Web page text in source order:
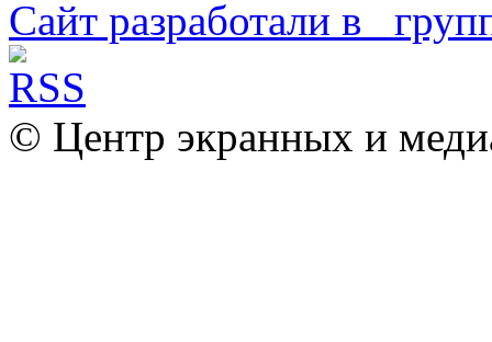
Сайт разработали в
© Центр экранных и